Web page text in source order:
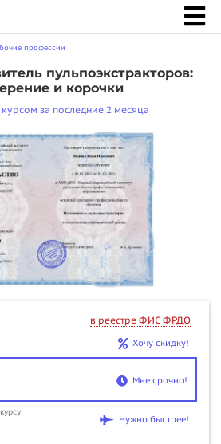
профессии
пульпоэкстракторов:
и корочки
за последние 2 месяца
в реестре ФИС ФРДО
Хочу скидку!
Мне срочно!
Нужно быстрее!